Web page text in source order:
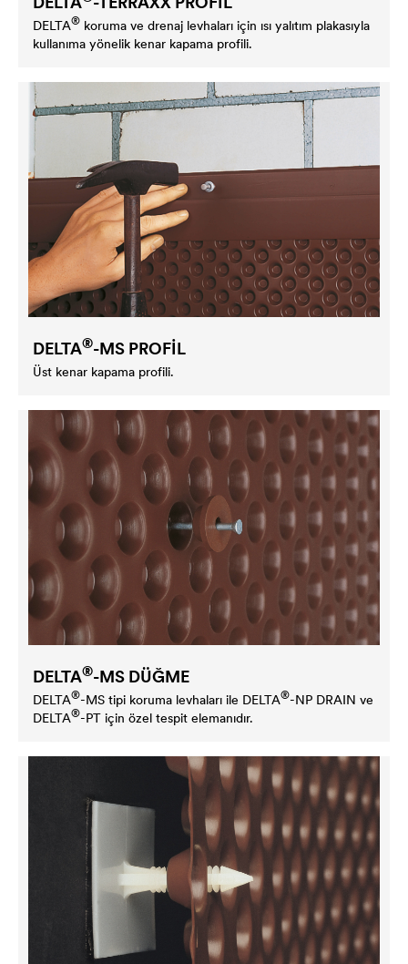
DELTA® koruma ve drenaj levhaları için ısı yalıtım plakasıyla
kullanıma yönelik kenar kapama profili.
DELTA®-MS PROFİL
Üst kenar kapama profili.
DELTA®-MS DÜĞME
DELTA®-MS tipi koruma levhaları ile DELTA®-NP DRAIN ve
DELTA®-PT için özel tespit elemanıdır.